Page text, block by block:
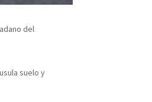
del
suelo y